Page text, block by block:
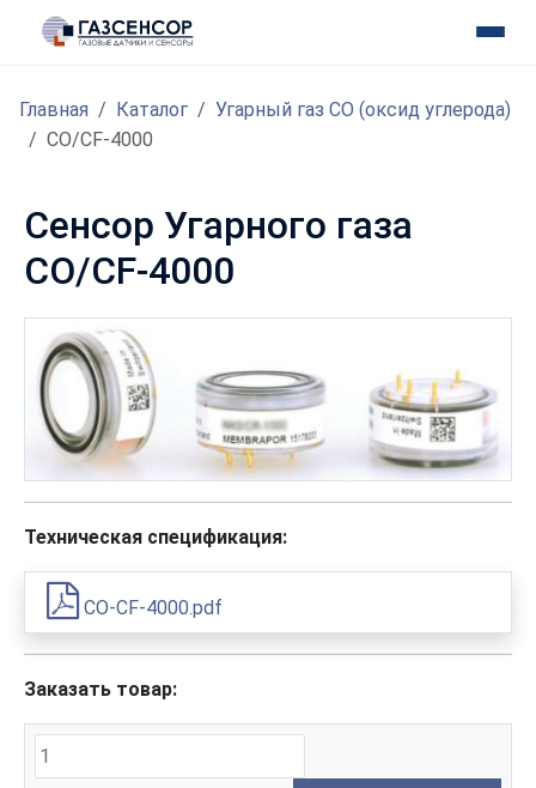
Главная Каталог
Угарный газ CO (оксид углерода)
CO/CF-4000
Сенсор Угарного газа
CO/CF-4000
Техническая спецификация:
CO-CF-4000.pdf
Заказать товар: